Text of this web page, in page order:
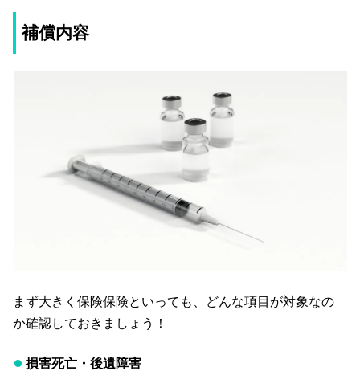
補償内容
まず大きく保険保険といっても、どんな項目が対象なの
か確認しておきましょう！
損害死亡・後遺障害